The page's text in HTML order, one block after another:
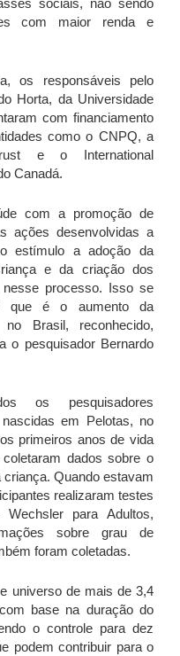
sociais, não sendo
com maior renda e
os responsáveis pelo
Horta, da Universidade
com financiamento
como o CNPQ, a
e o International
Canadá.
com a promoção de
ações desenvolvidas a
estímulo a adoção da
e da criação dos
processo. Isso se
que é o aumento da
Brasil, reconhecido,
o pesquisador Bernardo
os pesquisadores
em Pelotas, no
primeiros anos de vida
dados sobre o
Quando estavam
realizaram testes
para Adultos,
sobre grau de
foram coletadas.
universo de mais de 3,4
base na duração do
o controle para dez
podem contribuir para o